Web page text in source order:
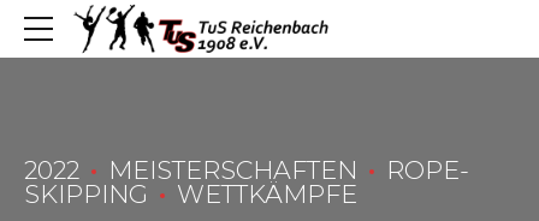
2022 MEISTERSCHAFTEN
ROPE-
SKIPPING
WETTKÄMPFE